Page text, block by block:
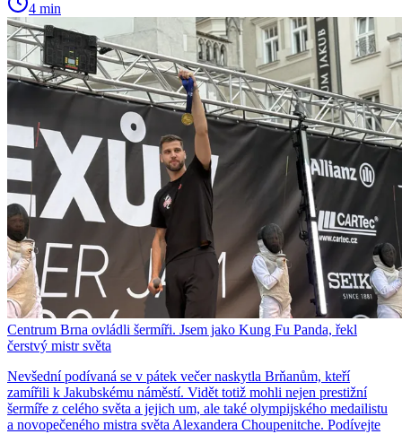
4 min
Centrum Brna ovládli šermíři. Jsem jako Kung Fu Panda, řekl
čerstvý mistr světa
Nevšední podívaná se v pátek večer naskytla Brňanům, kteří
zamířili k Jakubskému náměstí. Vidět totiž mohli nejen prestižní
šermíře z celého světa a jejich um, ale také olympijského medailistu
a novopečeného mistra světa Alexandera Choupenitche. Podívejte